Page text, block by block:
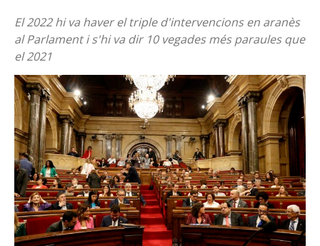
El 2022 hi va haver el triple d'intervencions en aranès
al Parlament i s'hi va dir 10 vegades més paraules que
el 2021